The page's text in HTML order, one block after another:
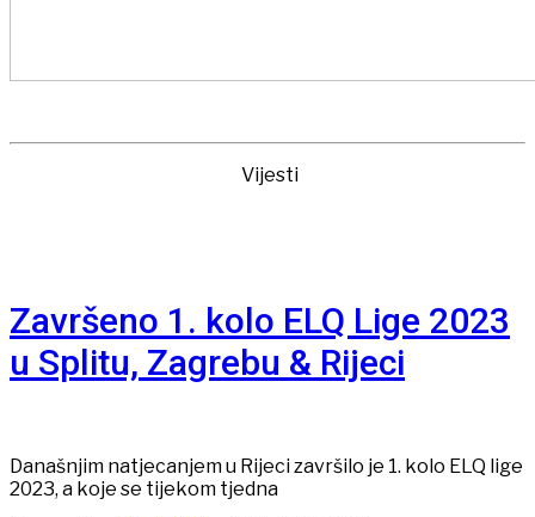
Vijesti
Završeno 1. kolo ELQ Lige 2023
u Splitu, Zagrebu & Rijeci
Današnjim natjecanjem u Rijeci završilo je 1. kolo ELQ lige
2023, a koje se tijekom tjedna